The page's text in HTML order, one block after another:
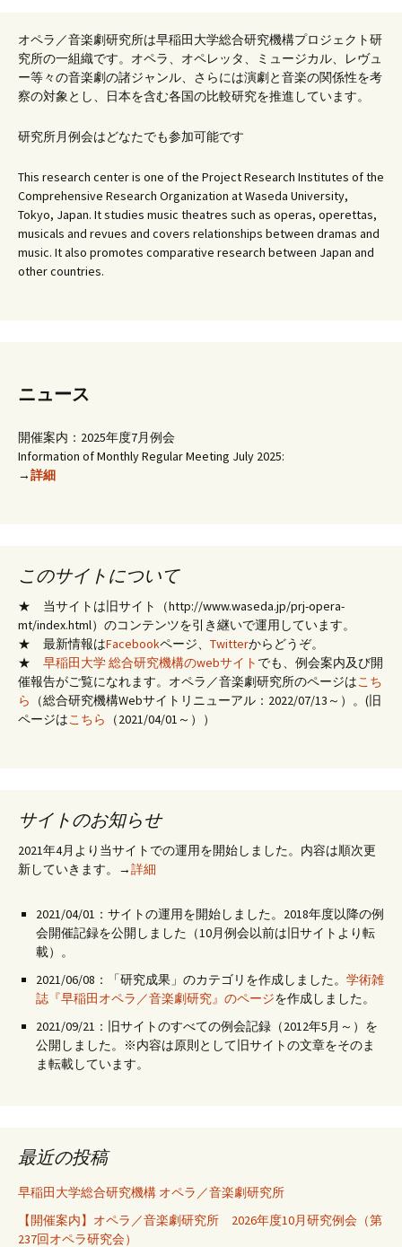
オペラ／音楽劇研究所は早稲田大学総合研究機構プロジェクト研
究所の一組織です。オペラ、オペレッタ、ミュージカル、レヴュ
ー等々の音楽劇の諸ジャンル、さらには演劇と音楽の関係性を考
察の対象とし、日本を含む各国の比較研究を推進しています。
研究所月例会はどなたでも参加可能です
This research center is one of the Project Research Institutes of the
Comprehensive Research Organization at Waseda University,
Tokyo, Japan. It studies music theatres such as operas, operettas,
musicals and revues and covers relationships between dramas and
music. It also promotes comparative research between Japan and
other countries.
ニュース
開催案内：2025年度7月例会
Information of Monthly Regular Meeting July 2025:
→詳細
このサイトについて
★ 当サイトは旧サイト（http://www.waseda.jp/prj-opera-
mt/index.html）のコンテンツを引き継いで運用しています。
★ 最新情報はFacebookページ、 Twitterからどうぞ。
★ 早稲田大学 総合研究機構のwebサイト でも、例会案内及び開
催報告がご覧になれます。オペラ／音楽劇研究所のページはこち
ら
（総合研究機構Webサイトリニューアル：2022/07/13～）。(旧
ページはこちら （2021/04/01～））
サイトのお知らせ
2021年4月より当サイトでの運用を開始しました。内容は順次更
新していきます。→詳細
2021/04/01：サイトの運用を開始しました。2018年度以降の例
会開催記録を公開しました（10月例会以前は旧サイトより転
載）。
2021/06/08：「研究成果」のカテゴリを作成しました。 学術雑
誌『早稲田オペラ／音楽劇研究』のページを作成しました。
2021/09/21：旧サイトのすべての例会記録（2012年5月～）を
公開しました。※内容は原則として旧サイトの文章をそのま
ま転載しています。
最近の投稿
早稲田大学総合研究機構 オペラ／音楽劇研究所
【開催案内】オペラ／音楽劇研究所 2026年度10月研究例会（第
237回オペラ研究会）